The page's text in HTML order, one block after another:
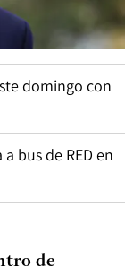
domingo con
bus de RED en
de